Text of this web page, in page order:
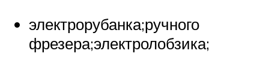
электрорубанка;ручного
фрезера;электролобзика;